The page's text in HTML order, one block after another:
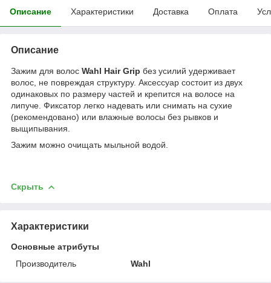
Описание Характеристики Доставка Оплата
Описание
Зажим для волос Wahl Hair Grip без усилий удерживает
волос, не повреждая структуру. Аксессуар состоит из двух
одинаковых по размеру частей и крепится на волосе на
липуче. Фиксатор легко надевать или снимать на сухие
(рекомендовано) или влажные волосы без рывков и
выщипывания.
Зажим можно очищать мыльной водой.
Скрыть
Характеристики
Основные атрибуты
Производитель
Wahl